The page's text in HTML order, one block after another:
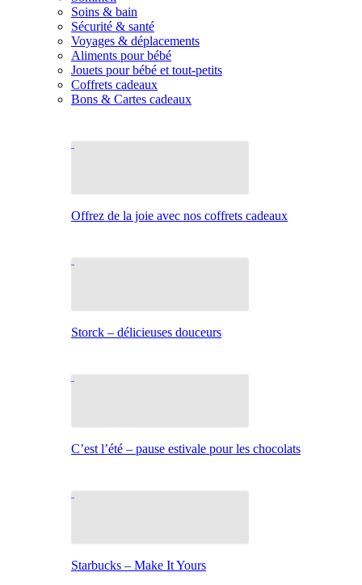
Soins & bain
Sécurité & santé
Voyages & déplacements
Aliments pour bébé
Jouets pour bébé et tout-petits
Coffrets cadeaux
Bons & Cartes cadeaux
Offrez de la joie avec nos coffrets cadeaux
Storck – délicieuses douceurs
C’est l’été – pause estivale pour les chocolats
Starbucks – Make It Yours